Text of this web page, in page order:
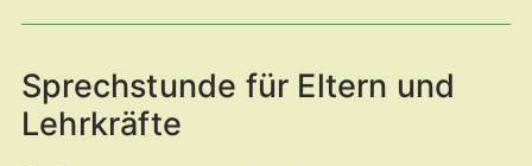
Sprechstunde für Eltern und
Lehrkräfte